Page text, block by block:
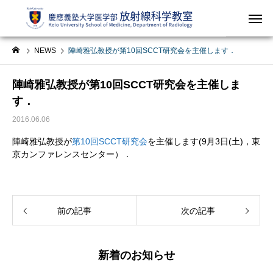
NEWS 陣崎雅弘教授が第10回SCCT研究会を主催します．
陣崎雅弘教授が第10回SCCT研究会を主催しま
す．
2016.06.06
陣崎雅弘教授が第10回SCCT研究会を主催します(9月3日(土)，東
京カンファレンスセンター）．
前の記事 次の記事
新着のお知らせ